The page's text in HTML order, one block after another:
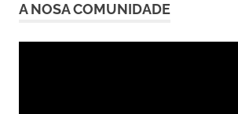
A NOSA COMUNIDADE